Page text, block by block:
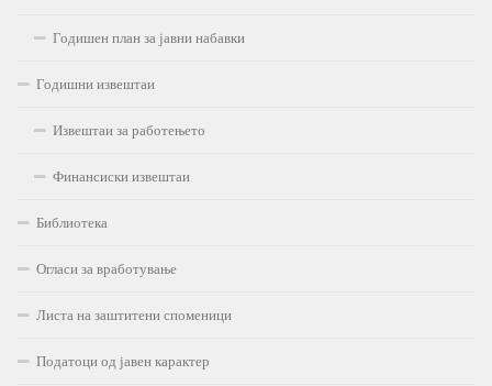
Годишен план за јавни набавки
Годишни извештаи
Извештаи за работењето
Финансиски извештаи
Библиотека
Огласи за вработување
Листа на заштитени споменици
Податоци од јавен карактер